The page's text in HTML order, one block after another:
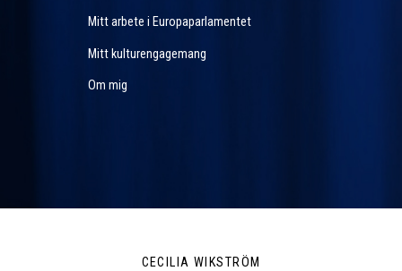
Mitt arbete i Europaparlamentet
Mitt kulturengagemang
Om mig
CECILIA WIKSTRÖM